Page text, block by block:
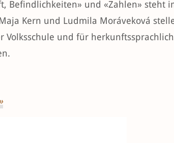
Befindlichkeiten» und «Zahlen» steht
Kern und Ludmila Moráveková
Volksschule und für